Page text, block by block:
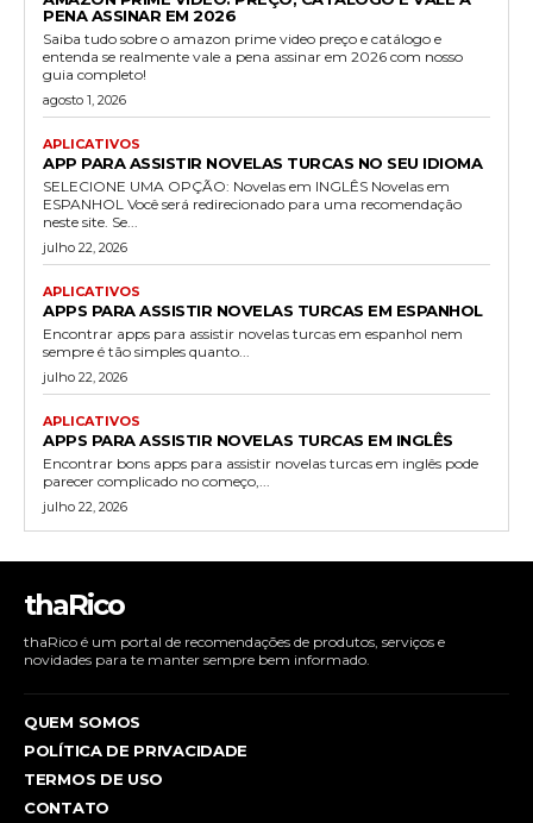
PENA ASSINAR EM 2026
Saiba tudo sobre o amazon prime video preço e catálogo e
entenda se realmente vale a pena assinar em 2026 com nosso
guia completo!
agosto 1, 2026
APLICATIVOS
APP PARA ASSISTIR NOVELAS TURCAS NO SEU IDIOMA
SELECIONE UMA OPÇÃO: Novelas em INGLÊS Novelas em
ESPANHOL Você será redirecionado para uma recomendação
neste site. Se...
julho 22, 2026
APLICATIVOS
APPS PARA ASSISTIR NOVELAS TURCAS EM ESPANHOL
Encontrar apps para assistir novelas turcas em espanhol nem
sempre é tão simples quanto...
julho 22, 2026
APLICATIVOS
APPS PARA ASSISTIR NOVELAS TURCAS EM INGLÊS
Encontrar bons apps para assistir novelas turcas em inglês pode
parecer complicado no começo,...
julho 22, 2026
thaRico
thaRico é um portal de recomendações de produtos, serviços e
novidades para te manter sempre bem informado.
QUEM SOMOS
POLÍTICA DE PRIVACIDADE
TERMOS DE USO
CONTATO